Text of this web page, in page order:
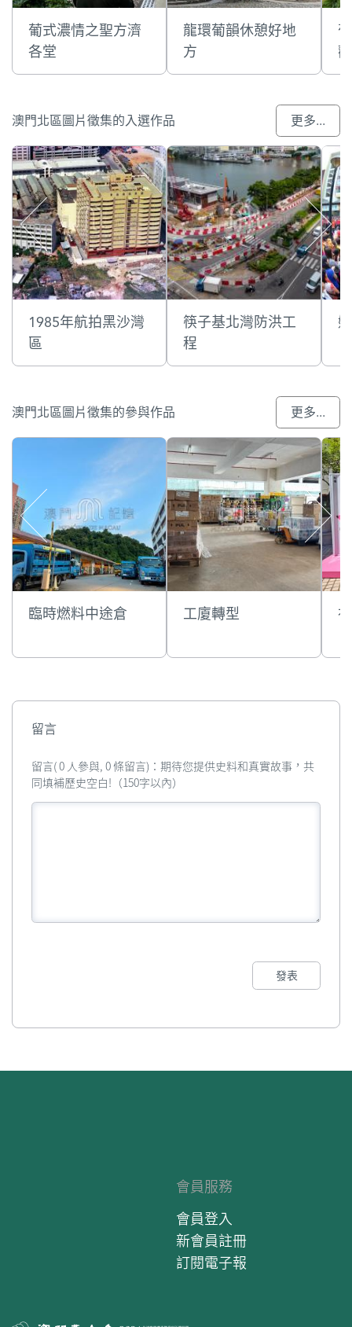
葡式濃情之聖方濟
各堂
龍環葡韻休憩好地
方
觀
澳門北區圖片徵集的入選作品 更多...
1985年航拍黑沙灣
區
筷子基北灣防洪工
程
澳門北區圖片徵集的參與作品 更多...
臨時燃料中途倉 工廈轉型
留言
留言( 0 人參與, 0 條留言)：期待您提供史料和真實故事，共
同填補歷史空白!（150字以內）
發表
會員服務
會員登入
新會員註冊
訂閱電子報